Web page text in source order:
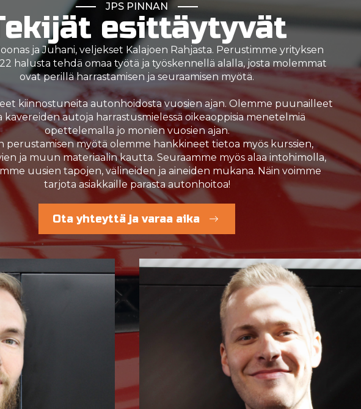
JPS PINNAN
esittäytyvät
ja Juhani, veljekset Kalajoen Rahjasta. Perustimme yrityksen
halusta tehdä omaa työtä ja työskennellä alalla, josta molemmat
ovat perillä harrastamisen ja seuraamisen myötä.
kiinnostuneita autonhoidosta vuosien ajan. Olemme puunailleet
kavereiden autoja harrastusmielessä oikeaoppisia menetelmiä
opettelemalla jo monien vuosien ajan.
perustamisen myötä olemme hankkineet tietoa myös kurssien,
ja muun materiaalin kautta. Seuraamme myös alaa intohimolla,
uusien tapojen, välineiden ja aineiden mukana. Näin voimme
tarjota asiakkaille parasta autonhoitoa!
Ota yhteyttä ja varaa aika